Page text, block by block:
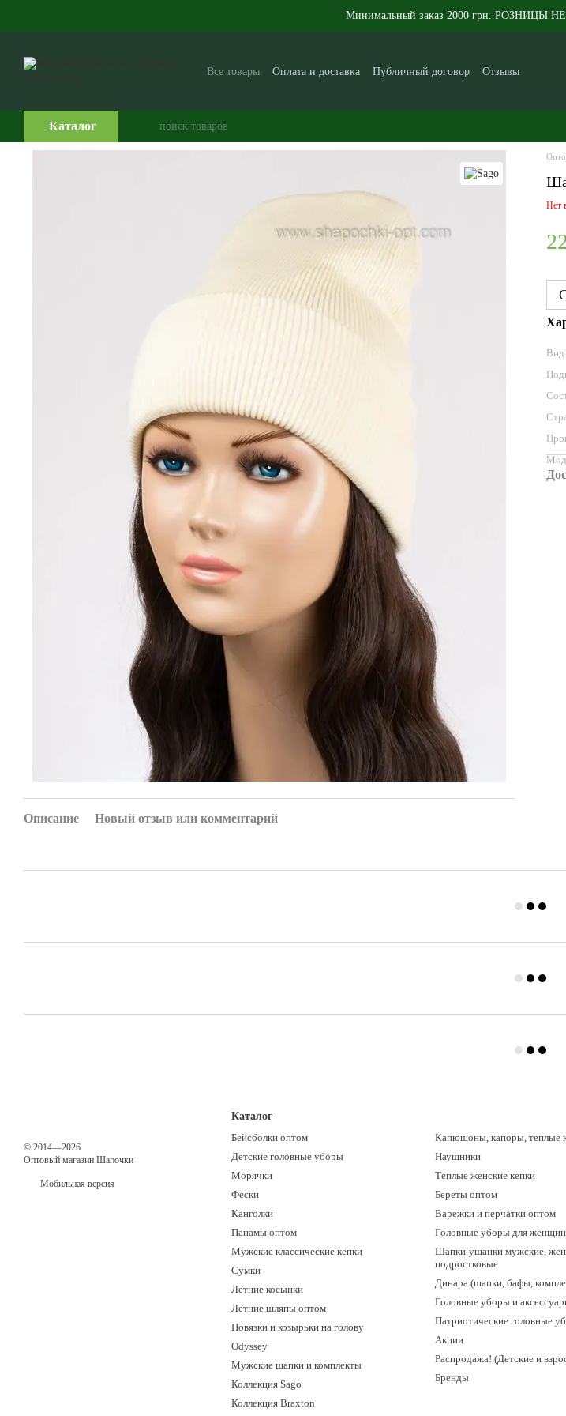
Минимальный заказ 2000 грн. РОЗНИЦЫ
Все товары Оплата и доставка Публичный договор
Отзывы
Каталог
Описание Новый отзыв или комментарий
Нет
Вид
© 2014—2026
Оптовый магазин Шапочки
Мобильная версия
Каталог
Бейсболки оптом
Детские головные уборы
Морячки
Фески
Канголки
Панамы оптом
Мужские классические кепки
Сумки
Летние косынки
Летние шляпы оптом
Повязки и козырьки на голову
Odyssey
Мужские шапки и комплекты
Коллекция Sago
Коллекция Braxton
Капюшоны, капоры, теплые
Наушники
Теплые женские кепки
Береты оптом
Варежки и перчатки оптом
Головные уборы для женщин
Шапки-ушанки мужские,
подростковые
Динара (шапки, бафы,
Головные уборы и
Патриотические головные
Акции
Распродажа! (Детские и
Бренды